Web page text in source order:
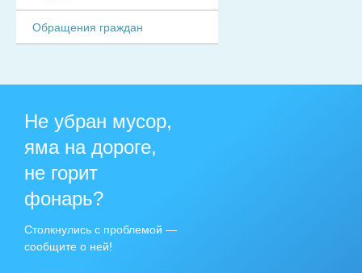
Обращения граждан
Не убран мусор,
яма на дороге,
не горит
фонарь?
Столкнулись с проблемой —
сообщите о ней!